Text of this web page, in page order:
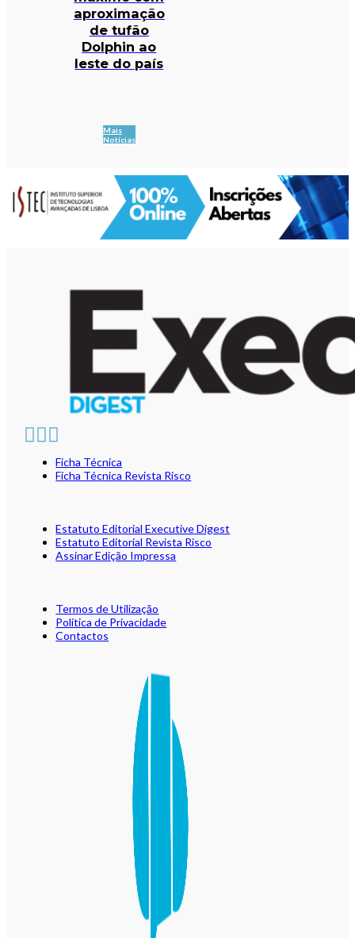
aproximação
de tufão
Dolphin ao
leste do país
Mais
Notícias
Ficha Técnica
Ficha Técnica Revista Risco
Estatuto Editorial Executive Digest
Estatuto Editorial Revista Risco
Assinar Edição Impressa
Termos de Utilização
Política de Privacidade
Contactos